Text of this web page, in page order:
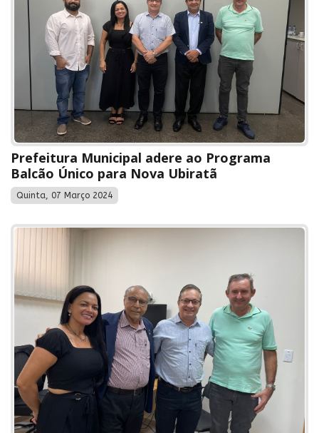
Prefeitura Municipal adere ao Programa
Balcão Único para Nova Ubiratã
Quinta, 07 Março 2024